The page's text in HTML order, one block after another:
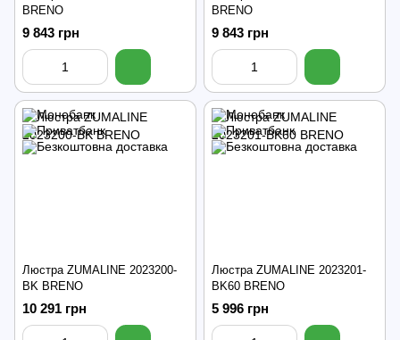
BRENO
9 843 грн
BRENO
9 843 грн
Люстра ZUMALINE 2023200-
BK BRENO
10 291 грн
Люстра ZUMALINE 2023201-
BK60 BRENO
5 996 грн